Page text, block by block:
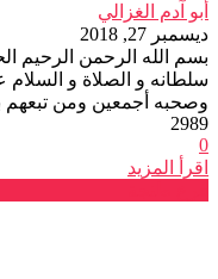
أبو آدم الغزالي
ديسمبر 27, 2018
بسم الله الرحمن الرحيم
سلطانه و الصلاة و
وصحبه أجمعين ومن تبعهم
2989
0
اقرأ المزيد